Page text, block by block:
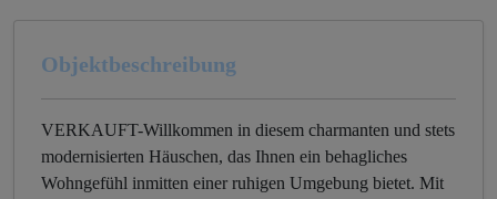
Objektbeschreibung
VERKAUFT-Willkommen in diesem charmanten und stets
modernisierten Häuschen, das Ihnen ein behagliches
Wohngefühl inmitten einer ruhigen Umgebung bietet. Mit